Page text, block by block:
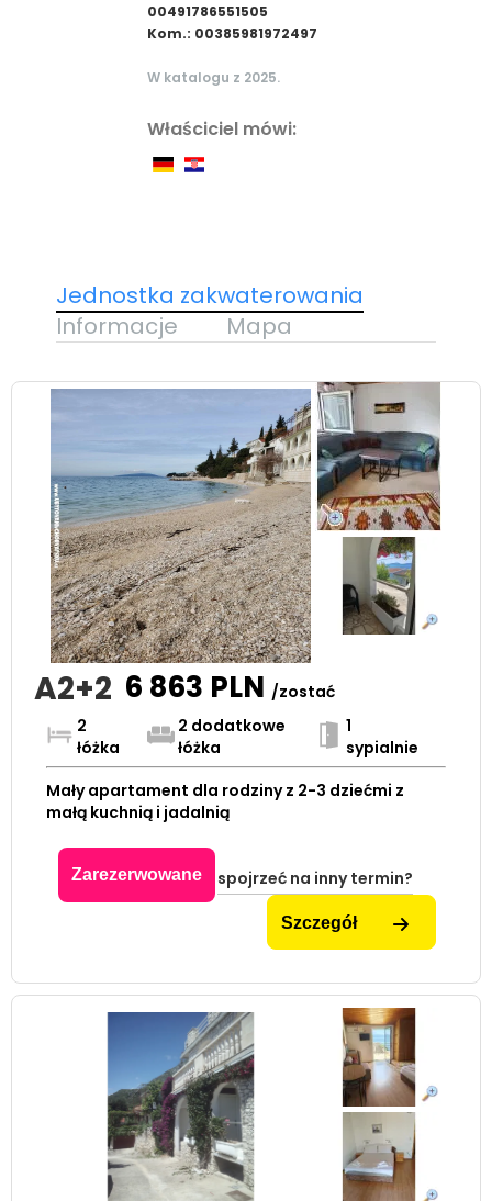
00491786551505
Kom.: 00385981972497
W katalogu z 2025.
Właściciel mówi:
Jednostka zakwaterowania
Informacje
Mapa
A2+2 6 863 PLN /zostać
2
łóżka
2 dodatkowe
łóżka
1
sypialnie
Mały apartament dla rodziny z 2-3 dziećmi z
małą kuchnią i jadalnią
Zarezerwowane spojrzeć na inny termin?
Szczegół